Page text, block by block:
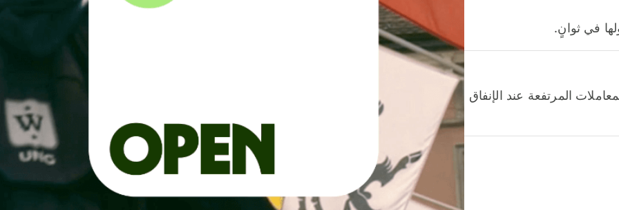
في ثوانٍ.
المرتفعة عند الإنفاق